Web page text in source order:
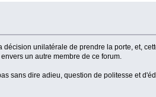
décision unilatérale de prendre la porte, et,
un autre membre de ce forum.
sans dire adieu, question de politesse et